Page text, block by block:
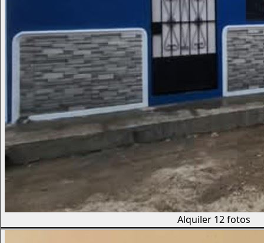
Alquiler 12 fotos